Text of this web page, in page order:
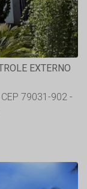
EXTERNO
79031-902 -